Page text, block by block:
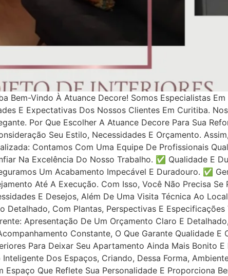
Bem-Vindo À Atuance Decore! Somos Especialistas Em
E Expectativas Dos Nossos Clientes Em Curitiba.
Por Que Escolher A Atuance Decore Para Sua
Seu Estilo, Necessidades E Orçamento.
Contamos Com Uma Equipe De Profissionais
Na Excelência Do Nosso Trabalho. ✅ Qualidade E
Um Acabamento Impecável E Duradouro. ✅
Até A Execução. Com Isso, Você Não Precisa Se
E Desejos, Além De Uma Visita Técnica Ao
Com Plantas, Perspectivas E Especificações
Apresentação De Um Orçamento Claro E
Constante, O Que Garante Qualidade E
Para Deixar Seu Apartamento Ainda Mais Bonito E
Dos Espaços, Criando, Dessa Forma,
Que Reflete Sua Personalidade E Proporciona